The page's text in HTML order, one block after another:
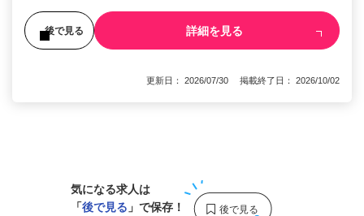
後で見る 詳細を見る
更新日： 2026/07/30 掲載終了日： 2026/10/02
気になる求人は
「後で見る 」で保存！